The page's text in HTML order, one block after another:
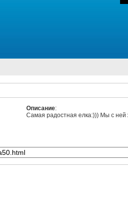
Описание:
Самая радостная елка:))) Мы с